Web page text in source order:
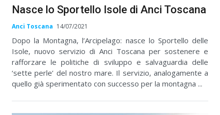
Nasce lo Sportello Isole di Anci Toscana
Anci Toscana 14/07/2021
Dopo la Montagna, l’Arcipelago: nasce lo Sportello delle
Isole, nuovo servizio di Anci Toscana per sostenere e
rafforzare le politiche di sviluppo e salvaguardia delle
‘sette perle’ del nostro mare. Il servizio, analogamente a
quello già sperimentato con successo per la montagna ...